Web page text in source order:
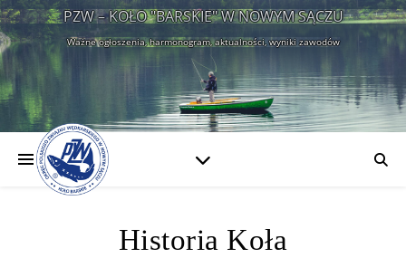
PZW – KOŁO "BARSKIE" W NOWYM SĄCZU
Ważne ogłoszenia, harmonogram, aktualności, wyniki zawodów
Historia Koła